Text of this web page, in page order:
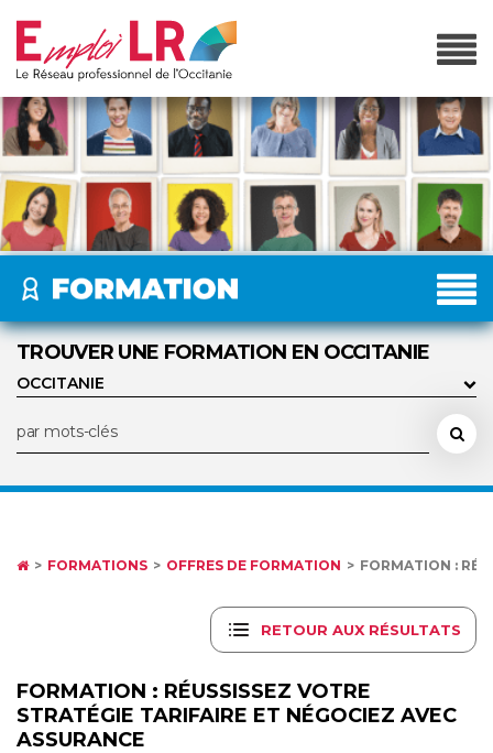
TROUVER UNE FORMATION EN OCCITANIE
FORMATIONS OFFRES DE FORMATION FORMATION :
RETOUR AUX RÉSULTATS
FORMATION : RÉUSSISSEZ VOTRE
STRATÉGIE TARIFAIRE ET NÉGOCIEZ AVEC
ASSURANCE